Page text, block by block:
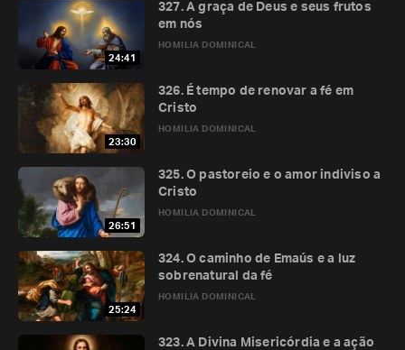
24:41
HOMILIA DOMINICAL
327. A graça de Deus e seus frutos
em nós
23:30
HOMILIA DOMINICAL
326. É tempo de renovar a fé em
Cristo
26:51
HOMILIA DOMINICAL
325. O pastoreio e o amor indiviso a
Cristo
25:24
HOMILIA DOMINICAL
324. O caminho de Emaús e a luz
sobrenatural da fé
323. A Divina Misericórdia e a ação